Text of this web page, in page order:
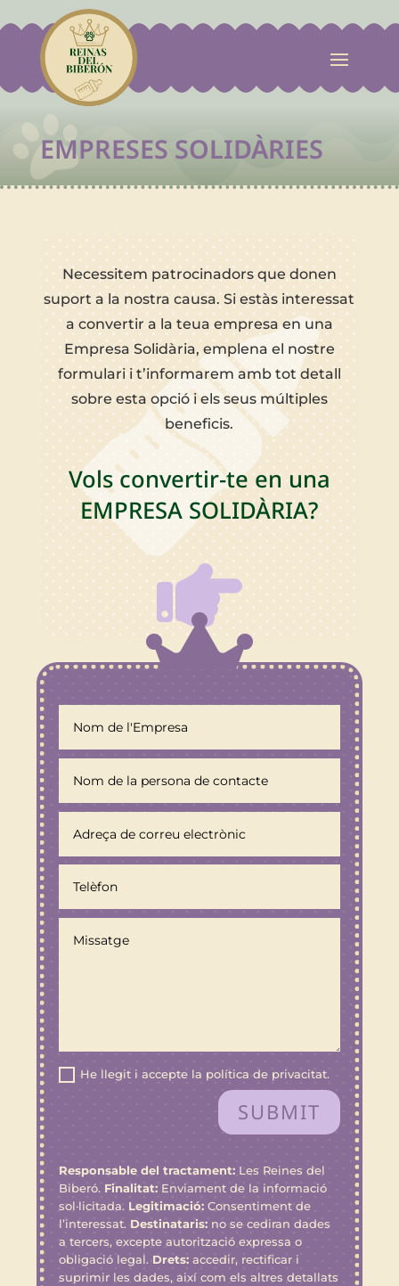

EMPRESES SOLIDÀRIES
Necessitem patrocinadors que donen
suport a la nostra causa. Si estàs interessat
a convertir a la teua empresa en una
Empresa Solidària, emplena el nostre
formulari i t’informarem amb tot detall
sobre esta opció i els seus múltiples
beneficis.
Vols convertir-te en una
EMPRESA SOLIDÀRIA?


He llegit i accepte la política de privacitat.
SUBMIT
Responsable del tractament: Les Reines del
Biberó. Finalitat: Enviament de la informació
sol·licitada. Legitimació: Consentiment de
l’interessat. Destinataris: no se cediran dades
a tercers, excepte autorització expressa o
obligació legal. Drets: accedir, rectificar i
suprimir les dades, així com els altres detallats